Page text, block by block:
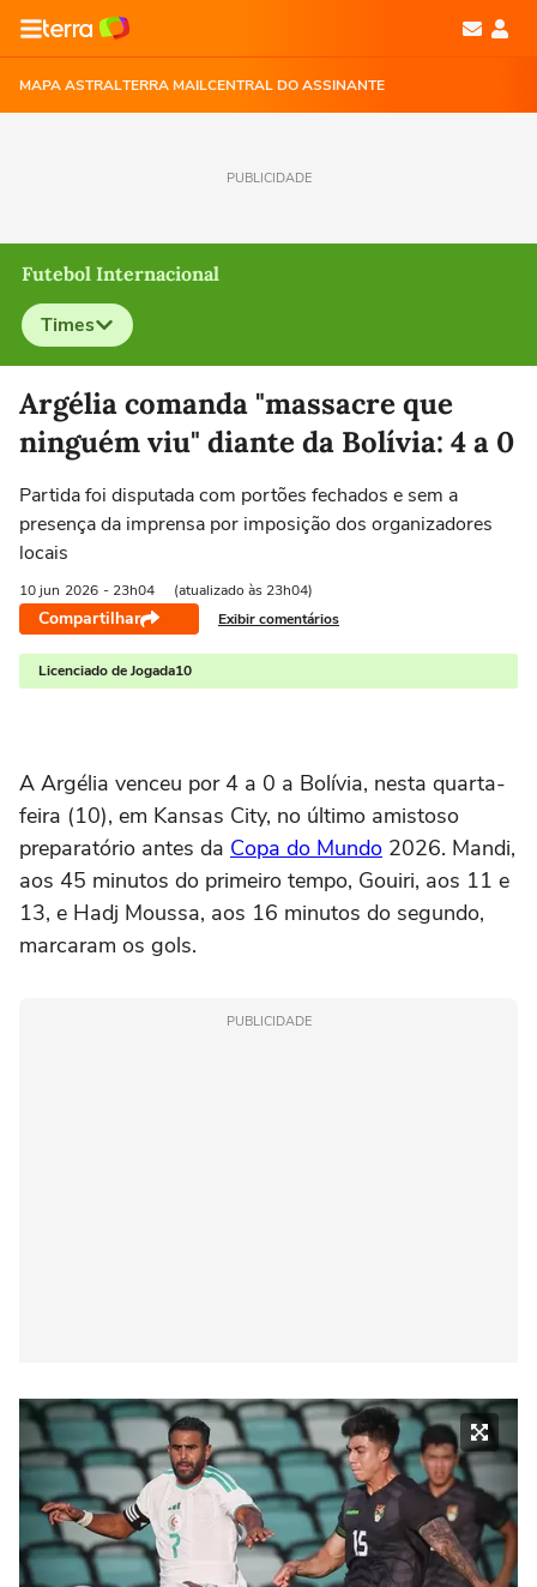
MAPA ASTRALTERRA MAILCENTRAL DO ASSINANTE
PUBLICIDADE
Futebol Internacional
Times
Selecione o time para ver as notícias
Argélia comanda "massacre que
ninguém viu" diante da Bolívia: 4 a 0
Partida foi disputada com portões fechados e sem a
presença da imprensa por imposição dos organizadores
locais
10 jun 2026 - 23h04 (atualizado às 23h04)
Compartilhar Exibir comentários
Licenciado de Jogada10
A Argélia venceu por 4 a 0 a Bolívia, nesta quarta-
feira (10), em Kansas City, no último amistoso
preparatório antes da Copa do Mundo 2026. Mandi,
aos 45 minutos do primeiro tempo, Gouiri, aos 11 e
13, e Hadj Moussa, aos 16 minutos do segundo,
marcaram os gols.
PUBLICIDADE